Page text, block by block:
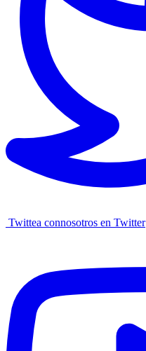
Twittea connosotros en Twitter